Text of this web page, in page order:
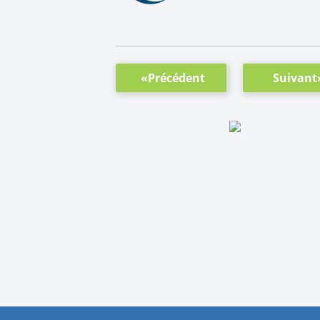
«Précédent